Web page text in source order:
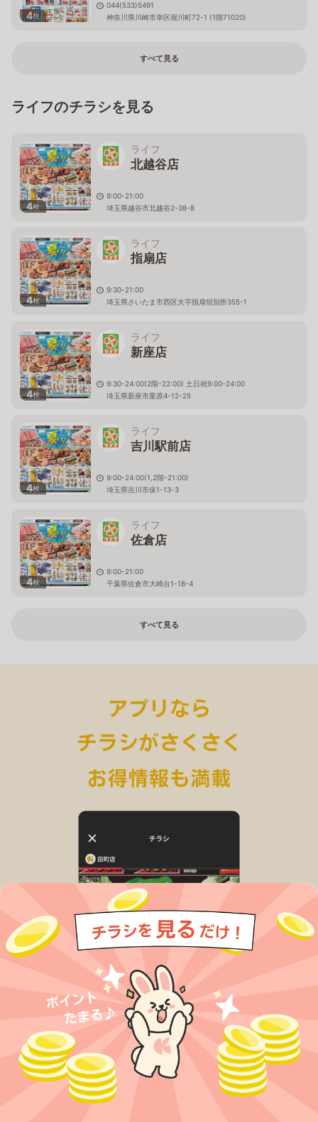
4枚
044(533)5491
神奈川県川崎市幸区堀川町72-1 (1階71020)
すべて見る
ライフのチラシを見る
4枚
ライフ
北越谷店
9:00-21:00
埼玉県越谷市北越谷2-38-8
4枚
ライフ
指扇店
9:30-21:00
埼玉県さいたま市西区大字指扇領別所355-1
4枚
ライフ
新座店
9:30-24:00(2階-22:00) 土日祝9:00-24:00
埼玉県新座市栗原4-12-25
4枚
ライフ
吉川駅前店
9:00-24:00(1,2階-21:00)
埼玉県吉川市保1-13-3
4枚
ライフ
佐倉店
9:00-21:00
千葉県佐倉市大崎台1-18-4
すべて見る